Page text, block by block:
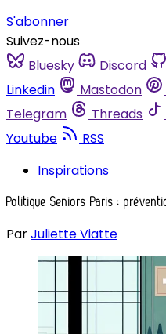
S'abonner
Suivez-nous
Bluesky
Discord
Linkedin
Mastodon
Telegram
Threads
Youtube
RSS
Inspirations
Politique Seniors Paris :
ParJuliette Viatte